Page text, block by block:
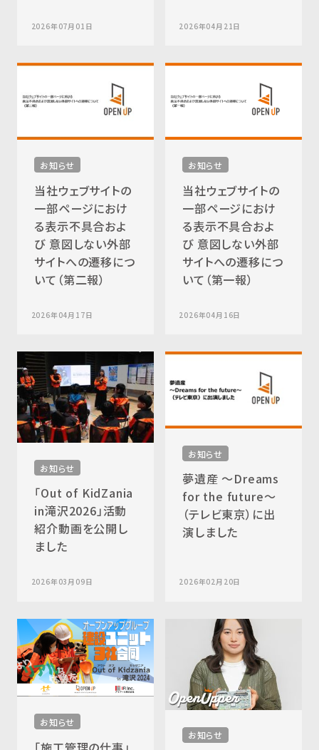
2026年07月01日 2026年04月21日
お知らせ
当社ウェブサイトの
一部ページにおけ
る表示不具合およ
び 意図しない外部
サイトへの遷移につ
いて（第二報）
2026年04月17日
お知らせ
当社ウェブサイトの
一部ページにおけ
る表示不具合およ
び 意図しない外部
サイトへの遷移につ
いて（第一報）
2026年04月16日
お知らせ
「Out of KidZania
in滝沢2026」活動
紹介動画を公開し
ました
2026年03月09日
お知らせ
夢遺産 ～Dreams
for the future～
（テレビ東京）に出
演しました
2026年02月20日
お知らせ
お知らせ